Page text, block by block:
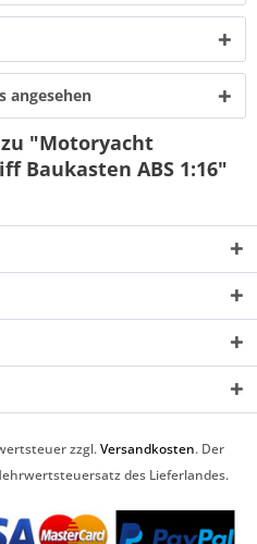
angesehen
"Motoryacht
Baukasten ABS 1:16"
zzgl.Versandkosten. Der
des Lieferlandes.